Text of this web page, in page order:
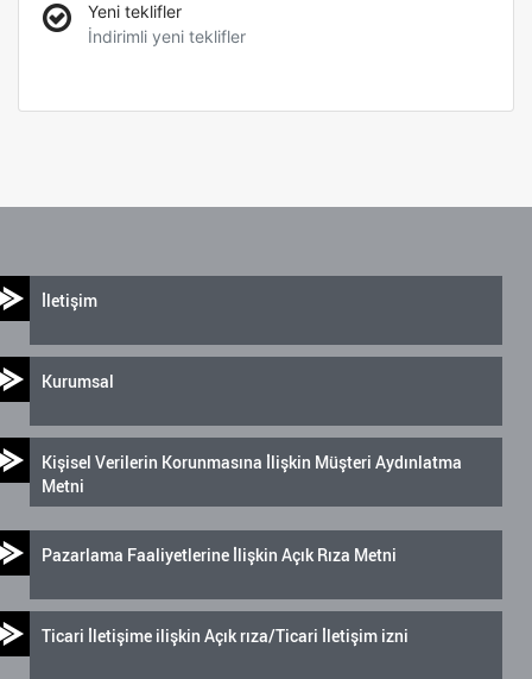
Yeni teklifler
İndirimli yeni teklifler
İletişim
Kurumsal
Kişisel Verilerin Korunmasına İlişkin Müşteri Aydınlatma
Metni
Pazarlama Faaliyetlerine İlişkin Açık Rıza Metni
Ticari İletişime ilişkin Açık rıza/Ticari İletişim izni